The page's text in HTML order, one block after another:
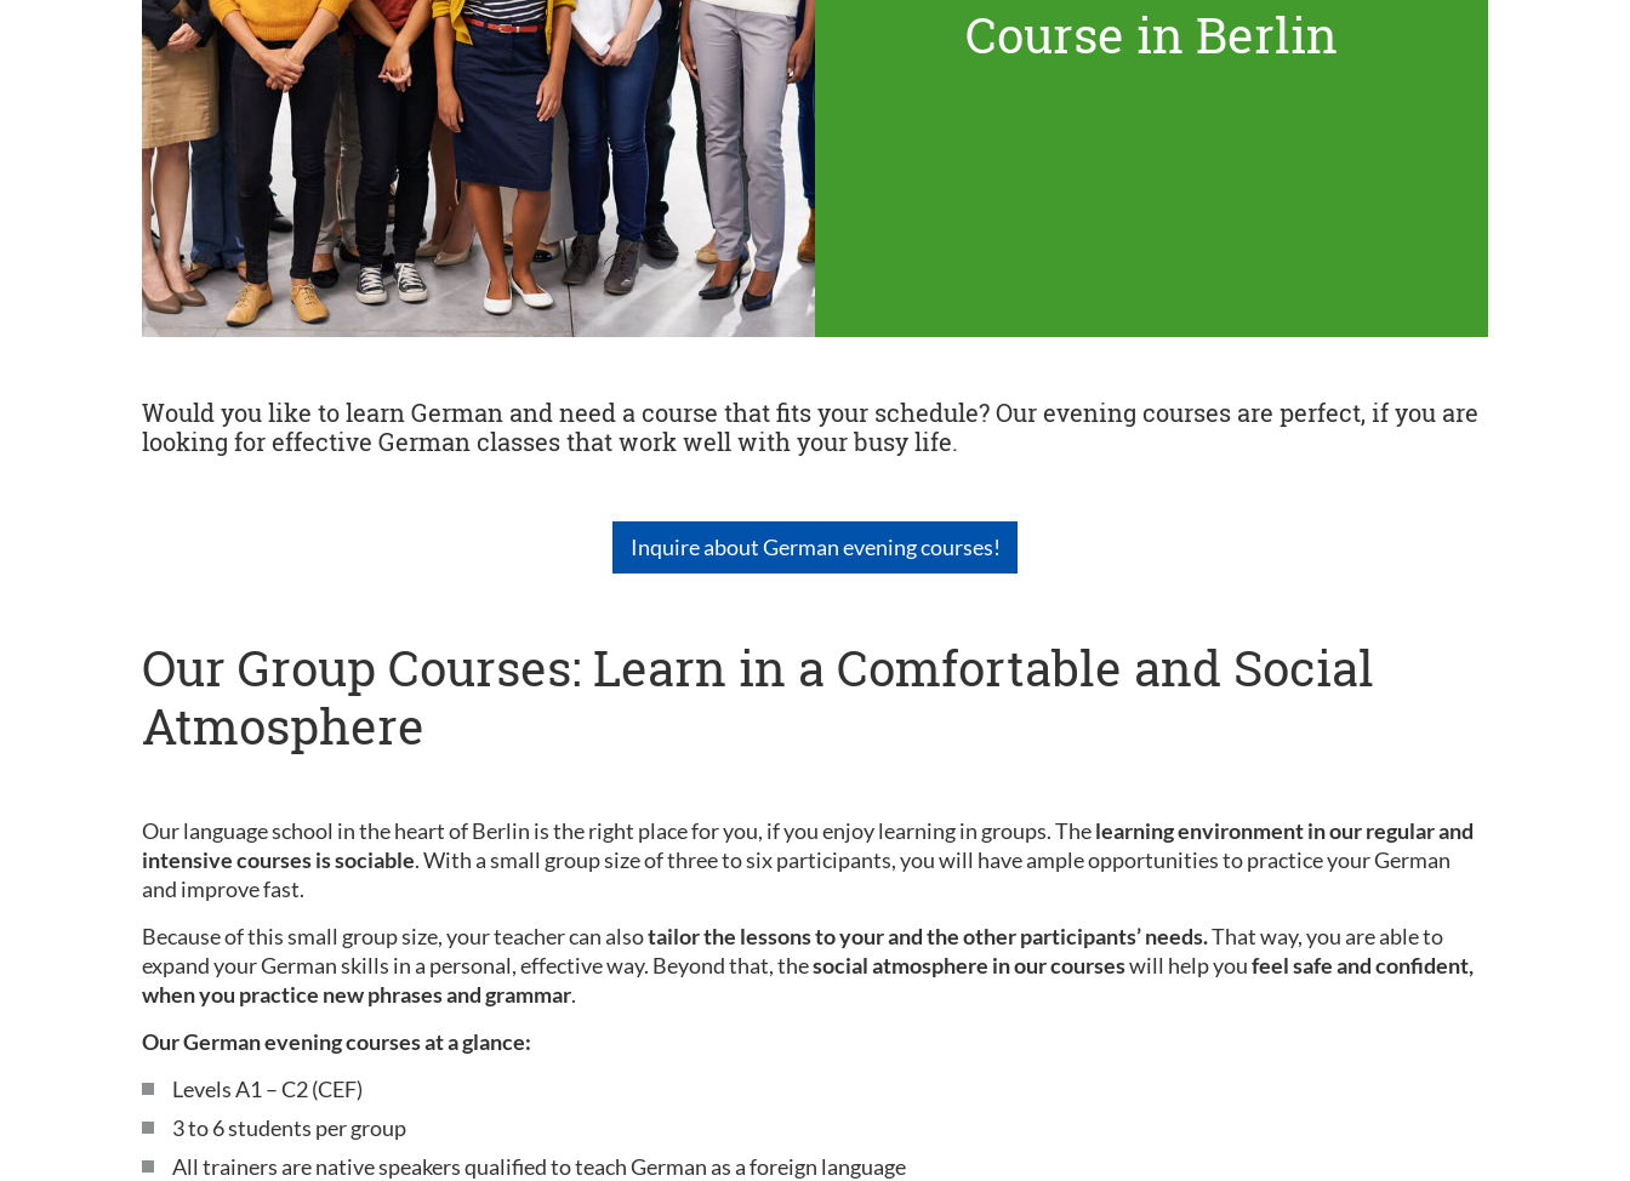
Course in Berlin
Would you like to learn German and need a course that fits your schedule? Our evening courses are perfect, if you are
looking for effective German classes that work well with your busy life.
Inquire about German evening courses!
Our Group Courses: Learn in a Comfortable and Social
Atmosphere
Our language school in the heart of Berlin is the right place for you, if you enjoy learning in groups. Thelearning environment in our regular and
intensive courses is sociable. With a small group size of three to six participants, you will have ample opportunities to practice your German
and improve fast.
Because of this small group size, your teacher can alsotailor the lessons to your and the other participants’ needs.That way, you are able to
expand your German skills in a personal, effective way. Beyond that, thesocial atmosphere in our courseswill help youfeel safe and confident,
when you practice new phrases and grammar.
Our German evening courses at a glance:
Levels A1 – C2 (CEF)
3 to 6 students per group
All trainers are native speakers qualified to teach German as a foreign language